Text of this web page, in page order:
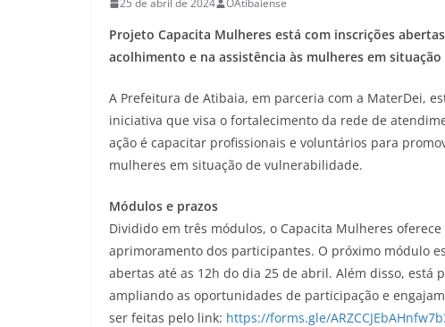
25 de abril de 2024 OAtibaiense
Projeto Capacita Mulheres está com inscrições
acolhimento e na assistência às mulheres em
A Prefeitura de Atibaia, em parceria com a MaterDei,
iniciativa que visa o fortalecimento da rede de
ação é capacitar profissionais e voluntários para
mulheres em situação de vulnerabilidade.
Módulos e prazos
Dividido em três módulos, o Capacita Mulheres
aprimoramento dos participantes. O próximo módulo
abertas até as 12h do dia 25 de abril. Além disso, está
ampliando as oportunidades de participação e
ser feitas pelo link: https://forms.gle/